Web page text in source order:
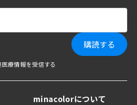
購読する
療情報を受信する
minacolorについて